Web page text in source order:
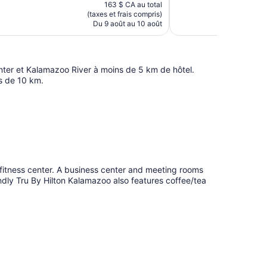
est
de
142 $ CA
163 $ CA au total
(taxes et frais compris)
Du 9 août au 10 août
et Kalamazoo River à moins de 5 km de hôtel.
de 10 km.
center. A business center and meeting rooms
Tru By Hilton Kalamazoo also features coffee/tea